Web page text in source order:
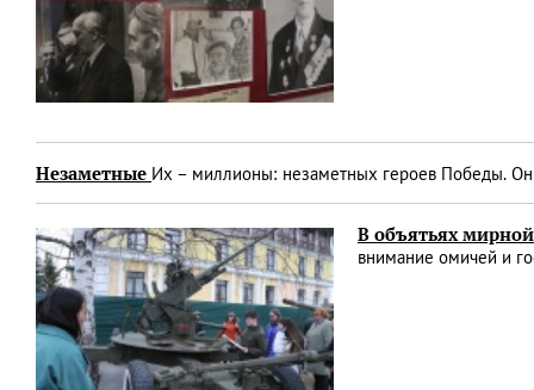
Незаметные Их – миллионы: незаметных героев Победы.
В объятьях
внимание омичей и